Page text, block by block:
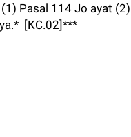
Pasal 114 Jo ayat
[KC.02]***